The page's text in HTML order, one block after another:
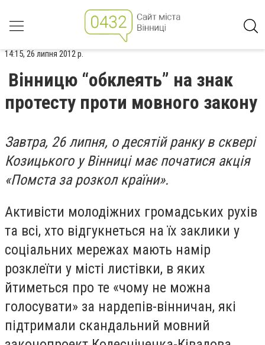
14:15, 26 липня 2012 р.
Вінницю “обклеять” на знак
протесту проти мовного закону
Завтра, 26 липня, о десятій ранку в сквері
Козицького у Вінниці має початися акція
«Помста за розкол країни».
Активісти молодіжних громадських рухів
та всі, хто відгукнеться на їх заклики у
соціальних мережах мають намір
розклеїти у місті листівки, в яких
йтиметься про те «чому не можна
голосувати» за нардепів-вінничан, які
підтримали скандальний мовний